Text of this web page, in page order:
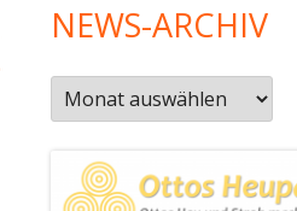
NEWS-ARCHIV
News-
Archiv